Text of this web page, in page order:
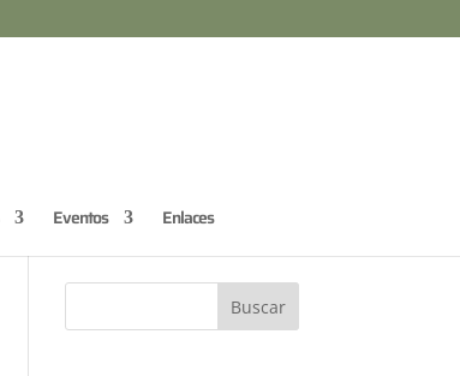
Eventos Enlaces